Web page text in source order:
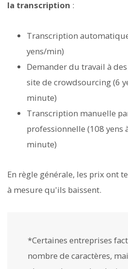
la transcription :
Transcription
yens/min)
Demander du travail à
site de crowdsourcing (6
minute)
Transcription manuelle
professionnelle (108 yens
minute)
En règle générale, les prix ont
à mesure qu'ils baissent.
*Certaines entreprises
nombre de caractères,